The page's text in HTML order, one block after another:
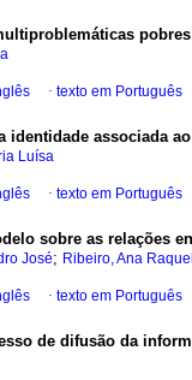
· texto em Português
identidade associada
Luísa
· texto em Português
sobre as relações
José; Ribeiro, Ana
· texto em Português
de difusão da